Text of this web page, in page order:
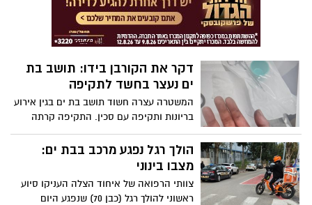
להפיצם או לפרסם פרסומים שקריים אחרים
יחויב לשלם לברוט 150 אלף ש"ח - אלא
שכותרות במספר אתרים טענו כי בכר יפצה
בשמי הטוב".
דקר את הקורבן בידו: תושב בת
ים נעצר בחשד לתקיפה
המשטרה עצרה חשוד תושב בת ים בגין אירוע
בריונות ותקיפה עם סכין. התקיפה קרתה
לאחר שהתפתח ויכוח על שימוש בדרך בין
החשוד לבין רוכב קטנוע, שבסופו החשוד דקר
את הקורבן בידו.
הולך רגל נפגע מרכב בבת ים:
מצבו בינוני
צוותי הרפואה של איחוד הצלה העניקו סיוע
ראשוני להולך רגל (כבן 70) שנפגע היום